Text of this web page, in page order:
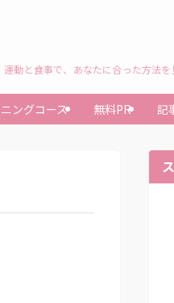
動と食事で、あなたに合った方法を
ングコース 無料PR 記